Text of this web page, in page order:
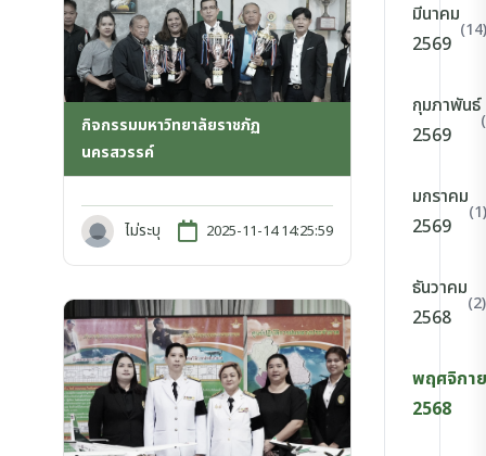
กิจกรรมมหาวิทยาลัยราชภัฏ
นครสวรรค์
ไม่ระบุ 2025-11-14 14:25:59
มีนาคม
2569
(14)
กุมภาพันธ์
2569
มกราคม
2569
(1)
ธันวาคม
2568
(2)
พฤศจิกา
2568